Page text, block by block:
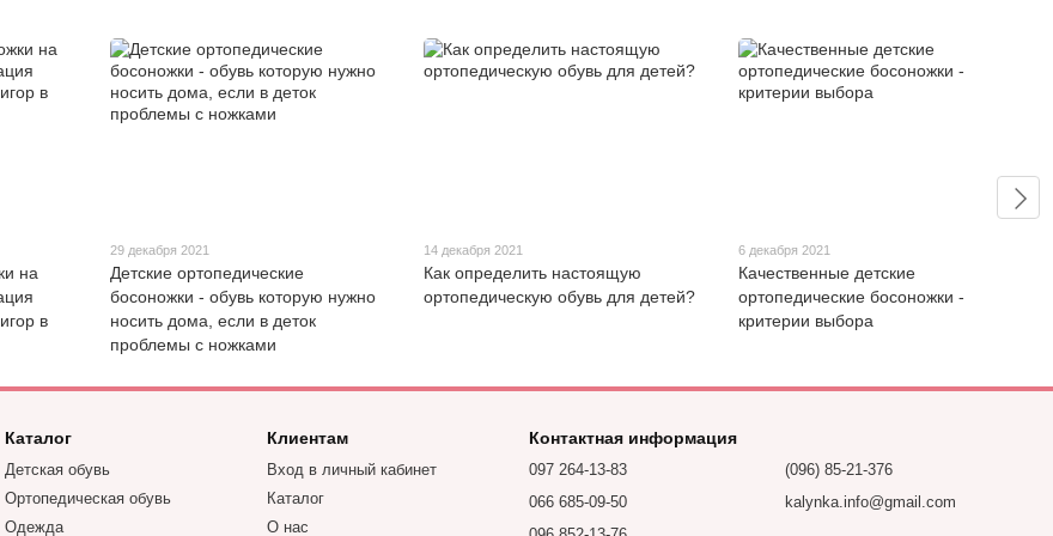
на
в
29 декабря 2021
Детские ортопедические
босоножки - обувь которую нужно
носить дома, если в деток
проблемы с ножками
14 декабря 2021
Как определить настоящую
ортопедическую обувь для детей?
6 декабря 2021
Качественные детские
ортопедические босоножки -
критерии выбора
Каталог
Детская обувь
Ортопедическая обувь
Одежда
Клиентам
Вход в личный кабинет
Каталог
О нас
Контактная информация
097 264-13-83
066 685-09-50
(096) 85-21-376
kalynka.info@gmail.com